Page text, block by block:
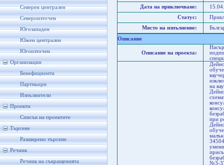
Северен централен
Североизточен
Югозападен
Южен централен
Югоизточен
Организации
Бенефициенти
Партньори
Изпълнители
Проекти
Списък на проектите
Търсене
Разширено търсене
Речник
Речник на съкращенията
Дата на приключване:
Статус:
Място на изпълнение:
Описание
Описание на проекта:
на
при
№3-